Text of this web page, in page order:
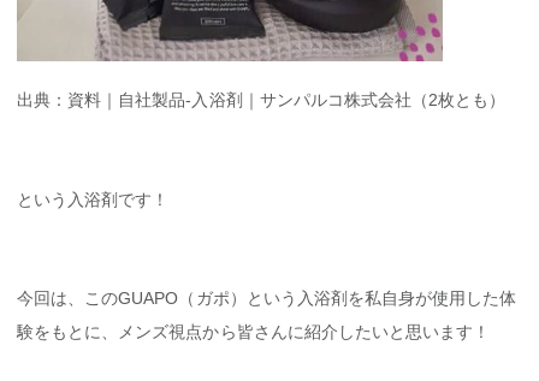
出典：資料｜自社製品-入浴剤｜サンパルコ株式会社（2枚とも）
という入浴剤です！
今回は、このGUAPO（ガポ）という入浴剤を私自身が使用した体
験をもとに、メンズ視点から皆さんに紹介したいと思います！